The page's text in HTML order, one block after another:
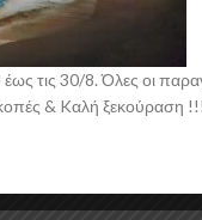
τις 30/8. Όλες οι
& Kαλή ξεκούραση !!!